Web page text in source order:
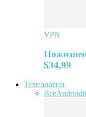
VPN
$34,99
Технологии
ВсеAndroid